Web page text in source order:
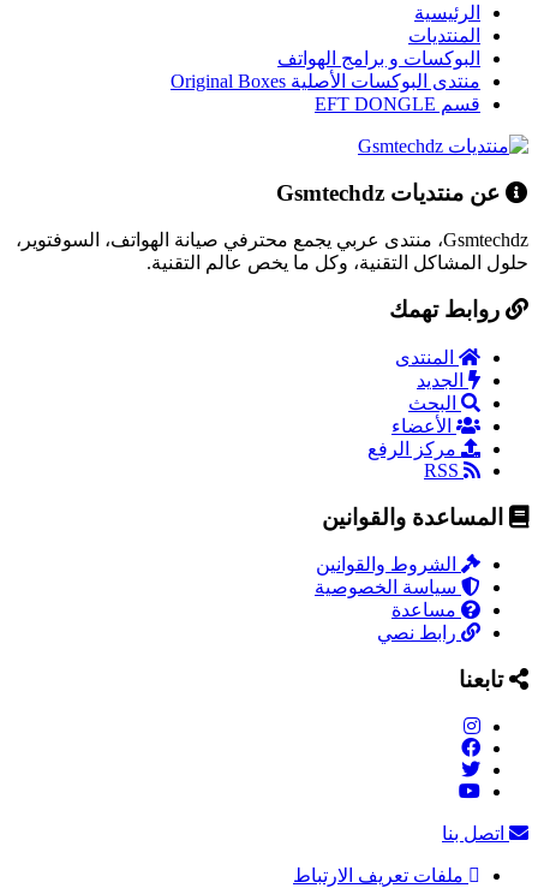
الرئيسية
المنتديات
البوكسات و برامج الهواتف
منتدى البوكسات الأصلية Original Boxes
قسم EFT DONGLE
عن منتديات Gsmtechdz
Gsmtechdz، منتدى عربي يجمع محترفي صيانة الهواتف، السوفتوير،
حلول المشاكل التقنية، وكل ما يخص عالم التقنية.
روابط تهمك
المنتدى
الجديد
البحث
الأعضاء
مركز الرفع
المساعدة والقوانين
الشروط والقوانين
سياسة الخصوصية
مساعدة
رابط نصي
تابعنا
اتصل بنا
ملفات تعريف الارتباط